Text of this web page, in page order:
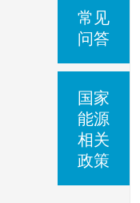
常见
问答
国家
能源
相关
政策